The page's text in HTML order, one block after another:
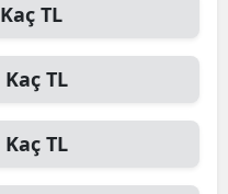
Kaç TL
Kaç TL
Kaç TL